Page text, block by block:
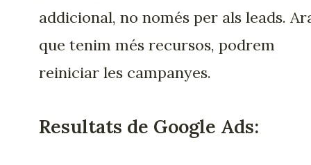
addicional, no només per als leads.
que tenim més recursos, podrem
reiniciar les campanyes.
Resultats de Google Ads: